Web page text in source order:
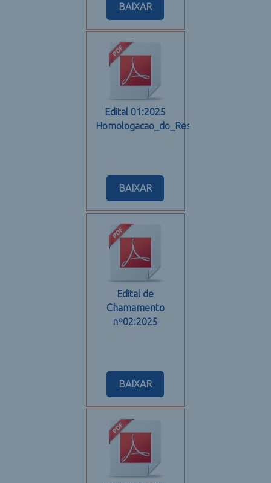
BAIXAR
Edital 01:2025
Homologacao_do_Resultado
BAIXAR
Edital de
Chamamento
nº02:2025
BAIXAR